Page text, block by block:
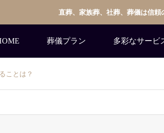
直葬、家族葬、社葬、葬儀は信
葬儀プラン 多彩なサービ
ことは？